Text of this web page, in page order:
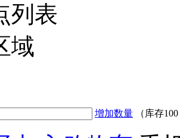
列表
域
增加数量 （库存100